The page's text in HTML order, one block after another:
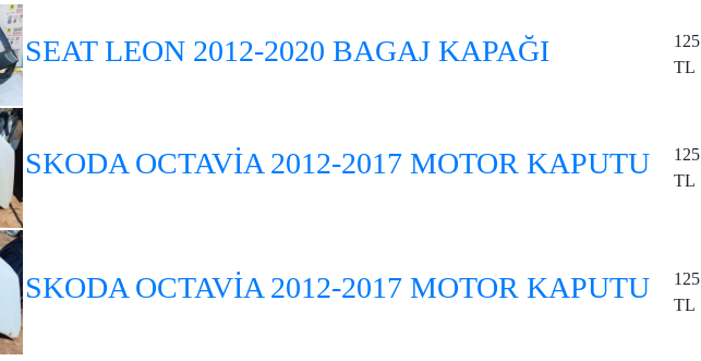
SEAT LEON 2012-2020 BAGAJ KAPAĞI
125
TL
SKODA OCTAVİA 2012-2017 MOTOR KAPUTU
125
TL
SKODA OCTAVİA 2012-2017 MOTOR KAPUTU
125
TL